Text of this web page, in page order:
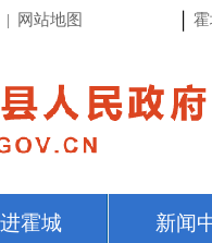
| 网站地图
霍城 新闻